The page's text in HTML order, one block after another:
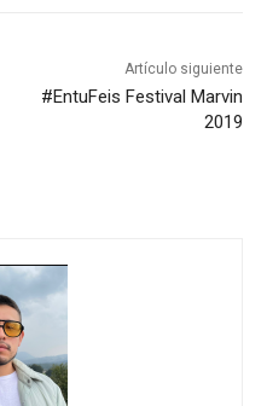
Artículo siguiente
#EntuFeis Festival Marvin
2019